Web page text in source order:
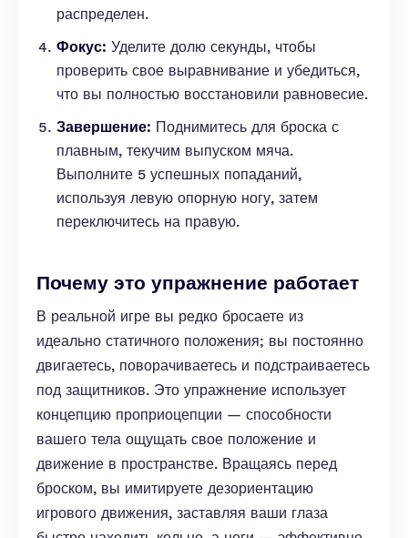
распределен.
Фокус: Уделите долю секунды, чтобы
проверить свое выравнивание и убедиться,
что вы полностью восстановили равновесие.
Завершение: Поднимитесь для броска с
плавным, текучим выпуском мяча.
Выполните 5 успешных попаданий,
используя левую опорную ногу, затем
переключитесь на правую.
Почему это упражнение работает
В реальной игре вы редко бросаете из
идеально статичного положения; вы постоянно
двигаетесь, поворачиваетесь и подстраиваетесь
под защитников. Это упражнение использует
концепцию проприоцепции — способности
вашего тела ощущать свое положение и
движение в пространстве. Вращаясь перед
броском, вы имитируете дезориентацию
игрового движения, заставляя ваши глаза